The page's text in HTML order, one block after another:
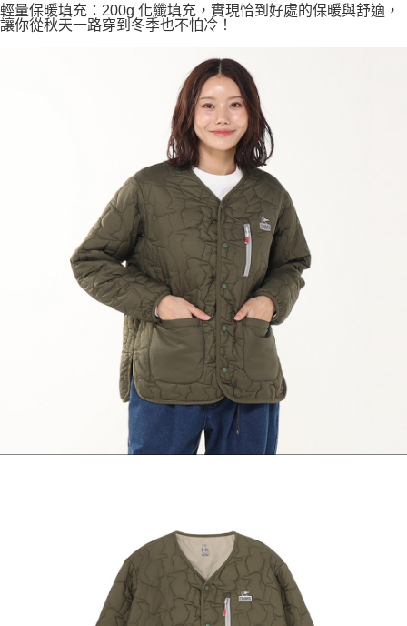
輕量保暖填充：200g 化纖填充，實現恰到好處的保暖與舒適，
讓你從秋天一路穿到冬季也不怕冷！